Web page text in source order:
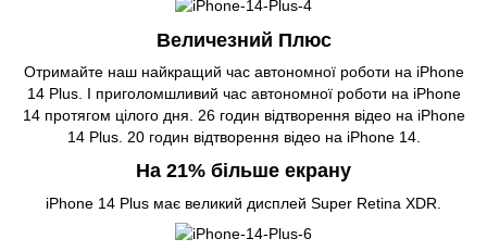
Величезний Плюс
Отримайте наш найкращий час автономної роботи на iPhone
14 Plus. І приголомшливий час автономної роботи на iPhone
14 протягом цілого дня. 26 годин відтворення відео на iPhone
14 Plus. 20 годин відтворення відео на iPhone 14.
На 21% більше екрану
iPhone 14 Plus має великий дисплей Super Retina XDR.